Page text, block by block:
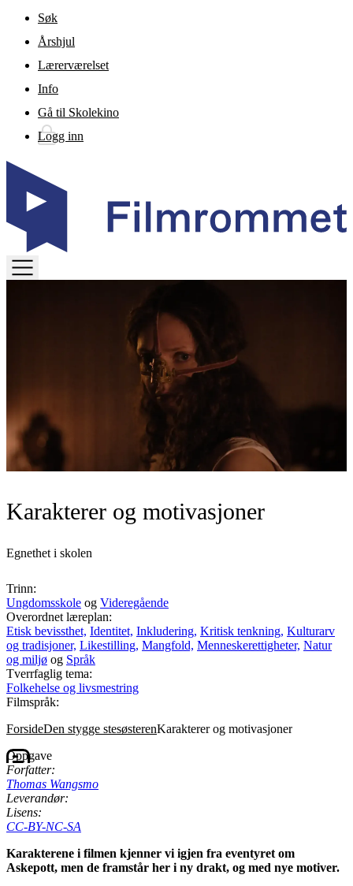
Gå til hovedinnhold
Søk
Årshjul
Lærerværelset
Info
Gå til Skolekino
Logg inn
Karakterer og motivasjoner
Egnethet i skolen
Trinn:
Ungdomsskole og Videregående
Overordnet læreplan:
Etisk bevissthet, Identitet, Inkludering, Kritisk tenkning, Kulturarv
og tradisjoner, Likestilling, Mangfold, Menneskerettigheter, Natur
og miljø og Språk
Tverrfaglig tema:
Folkehelse og livsmestring
Filmspråk:
ForsideDen stygge stesøsterenKarakterer og motivasjoner
Oppgave
Forfatter:
Thomas Wangsmo
Leverandør:
Lisens:
CC-BY-NC-SA
Karakterene i filmen kjenner vi igjen fra eventyret om
Askepott, men de framstår her i ny drakt, og med nye motiver.